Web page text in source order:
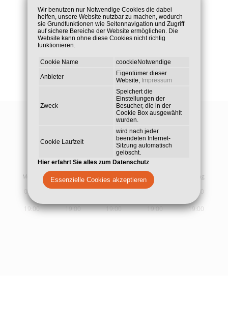
Wir benutzen nur Notwendige Cookies die dabei
helfen, unsere Website nutzbar zu machen, wodurch
sie Grundfunktionen wie Seitennavigation und Zugriff
auf sichere Bereiche der Website ermöglichen. Die
Website kann ohne diese Cookies nicht richtig
funktionieren.
Cookie Name coockieNotwendige
Anbieter
Eigentümer dieser
Website, Impressum
Zweck
Speichert die
Einstellungen der
Besucher, die in der
Cookie Box ausgewählt
wurden.
Cookie Laufzeit
wird nach jeder
beendeten Internet-
Sitzung automatisch
gelöscht.
Hier erfahrt Sie alles zum Datenschutz
Essenzielle Cookies akzeptieren
Lachgas, um so ein angst - und
schmerzfreies Behandeln zu ermöglichen.
Sprech- undBehandlungszeiten
Montag
09:00
19:00
Dienstag
09:00
19:00
Mittwoch
09:00
19:00
Donnerstag
09:00
19:00
Freitag
09:00
19:00